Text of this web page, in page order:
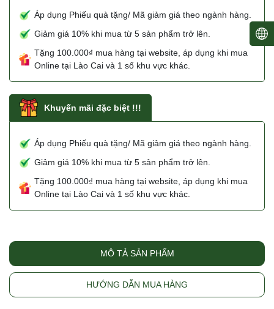
Áp dụng Phiếu quà tặng/ Mã giảm giá theo ngành hàng.
Giảm giá 10% khi mua từ 5 sản phẩm trở lên.
Tặng 100.000₫ mua hàng tại website, áp dụng khi mua
Online tại Lào Cai và 1 số khu vực khác.
Khuyến mãi đặc biệt !!!
Áp dụng Phiếu quà tặng/ Mã giảm giá theo ngành hàng.
Giảm giá 10% khi mua từ 5 sản phẩm trở lên.
Tặng 100.000₫ mua hàng tại website, áp dụng khi mua
Online tại Lào Cai và 1 số khu vực khác.
MÔ TẢ SẢN PHẨM
HƯỚNG DẪN MUA HÀNG